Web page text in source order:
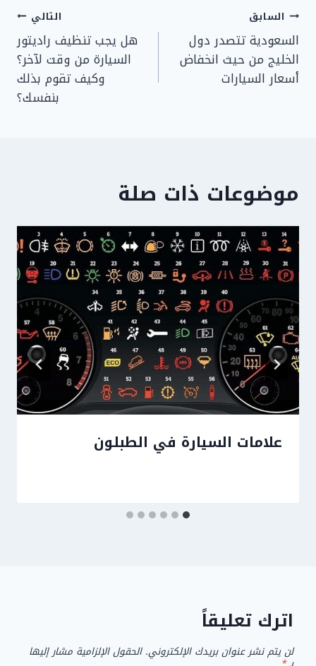
تصفّح
المقالات
السابق
السعودية تتصدر دول
الخليج من حيث انخفاض
أسعار السيارات
التالي
هل يجب تنظيف راديتور
السيارة من وقت لآخر؟
وكيف تقوم بذلك
بنفسك؟
موضوعات ذات صلة
علامات السيارة في الطبلون
اترك تعليقاً
لن يتم نشر عنوان بريدك الإلكتروني. الحقول الإلزامية مشار إليها